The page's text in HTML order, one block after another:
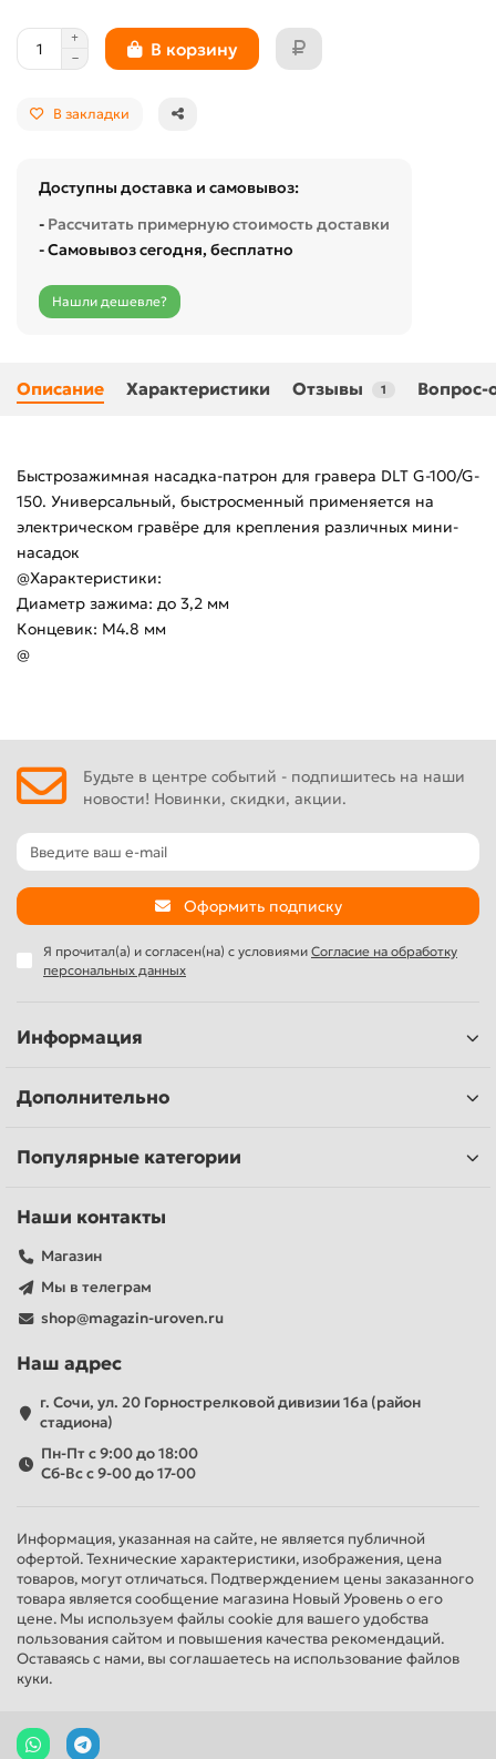
В корзину
В закладки
Доступны доставка и самовывоз:
- Рассчитать примерную стоимость доставки
- Самовывоз сегодня, бесплатно
Нашли дешевле?
Описание Характеристики Отзывы 1 Вопрос-
Быстрозажимная насадка-патрон для гравера DLT G-100/G-
150. Универсальный, быстросменный применяется на
электрическом гравёре для крепления различных мини-
насадок
@Характеристики:
Диаметр зажима: до 3,2 мм
Концевик: М4.8 мм
@
Будьте в центре событий - подпишитесь на наши
новости! Новинки, скидки, акции.
Оформить подписку
Я прочитал(а) и согласен(на) с условиями Согласие на обработку
персональных данных
Информация
Дополнительно
Популярные категории
Наши контакты
Магазин
Мы в телеграм
shop@magazin-uroven.ru
Наш адрес
г. Сочи, ул. 20 Горнострелковой дивизии 16а (район
стадиона)
Пн-Пт с 9:00 до 18:00
Сб-Вс с 9-00 до 17-00
Информация, указанная на сайте, не является публичной
офертой. Технические характеристики, изображения, цена
товаров, могут отличаться. Подтверждением цены заказанного
товара является сообщение магазина Новый Уровень о его
цене. Мы используем файлы cookie для вашего удобства
пользования сайтом и повышения качества рекомендаций.
Оставаясь с нами, вы соглашаетесь на использование файлов
куки.